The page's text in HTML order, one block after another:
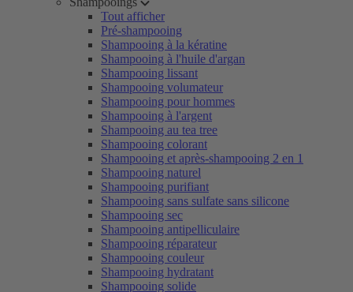
Tout afficher
Pré-shampooing
Shampooing à la kératine
Shampooing à l'huile d'argan
Shampooing lissant
Shampooing volumateur
Shampooing pour hommes
Shampooing à l'argent
Shampooing au tea tree
Shampooing colorant
Shampooing et après-shampooing 2 en 1
Shampooing naturel
Shampooing purifiant
Shampooing sans sulfate sans silicone
Shampooing sec
Shampooing antipelliculaire
Shampooing réparateur
Shampooing couleur
Shampooing hydratant
Shampooing solide